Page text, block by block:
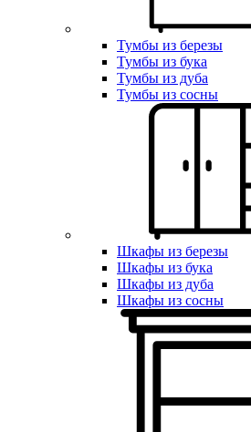
Тумбы из березы
Тумбы из бука
Тумбы из дуба
Тумбы из сосны
Шкафы из березы
Шкафы из бука
Шкафы из дуба
Шкафы из сосны